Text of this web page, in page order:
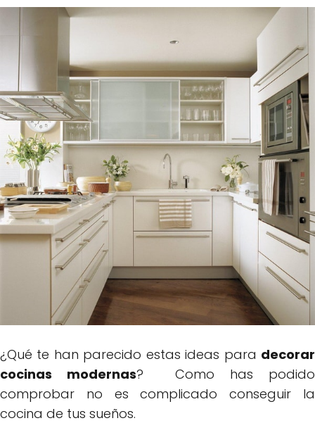
¿Qué te han parecido estas ideas para decorar
cocinas modernas? Como has podido
comprobar no es complicado conseguir la
cocina de tus sueños.